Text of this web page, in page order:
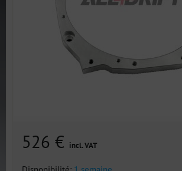
526 € incl. VAT